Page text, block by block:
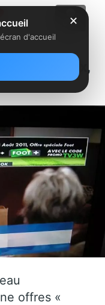
la Freebox,
offres «
✕
d'accueil